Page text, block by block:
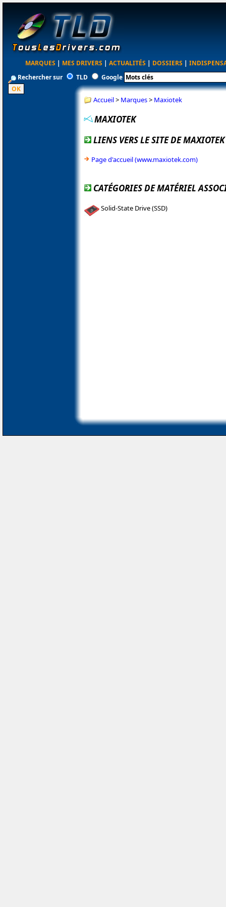
MARQUES | MES DRIVERS | ACTUALITÉS | DOSSIERS |
Rechercher sur
TLD Google
Accueil> Marques> Maxiotek
MAXIOTEK
LIENS VERS LE SITE DE MAXIOTEK
Page d'accueil (www.maxiotek.com)
CATÉGORIES DE MATÉRIEL
Solid-State Drive (SSD)